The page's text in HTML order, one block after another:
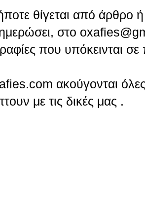
θίγεται από άρθρο
στο
που υπόκεινται σε
ακούγονται όλες
με τις δικές μας .